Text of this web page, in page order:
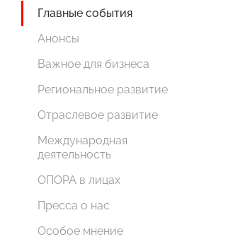
Главные события
Анонсы
Важное для бизнеса
Региональное развитие
Отраслевое развитие
Международная
деятельность
ОПОРА в лицах
Пресса о нас
Особое мнение